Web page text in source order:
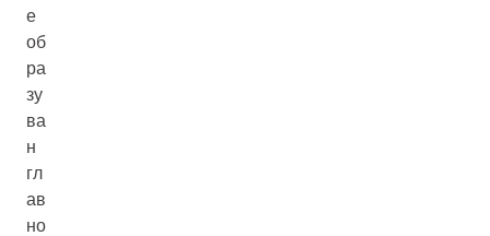
е
об
ра
зу
ва
н
гл
ав
но